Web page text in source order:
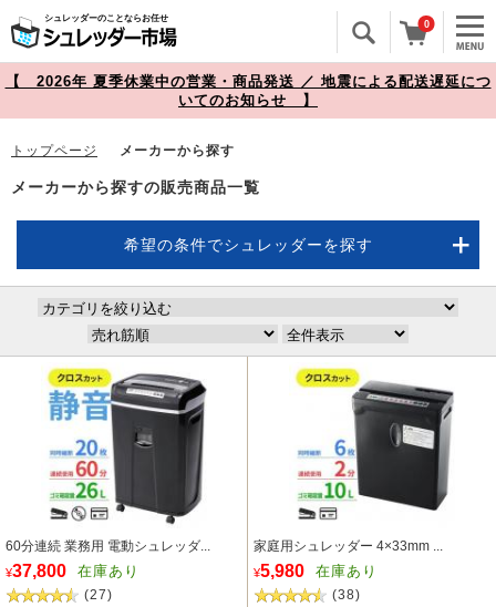
シュレッダーのことならお任せ
0
【 2026年 夏季休業中の営業・商品発送 ／ 地震による配送遅延につ
いてのお知らせ 】
トップページ メーカーから探す
メーカーから探すの販売商品一覧
希望の条件でシュレッダーを探す
60分連続 業務用 電動シュレッダ...
¥37,800 在庫あり
(27)
家庭用シュレッダー 4×33mm ...
¥5,980 在庫あり
(38)